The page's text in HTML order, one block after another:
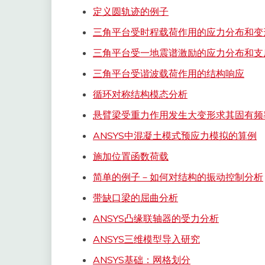
定义圆轨迹的例子
三角平台受时程载荷作用的应力分布和
三角平台受一地震谱激励的应力分布和支
三角平台受谐波载荷作用的结构响应
循环对称结构模态分析
悬臂梁受重力作用发生大变形求其固有
ANSYS中混凝土模式预应力模拟的算例
施加位置函数荷载
简单的例子－如何对结构的振动控制分析
带缺口梁的屈曲分析
ANSYS凸缘联轴器的受力分析
ANSYS三维模型导入研究
ANSYS基础：网格划分